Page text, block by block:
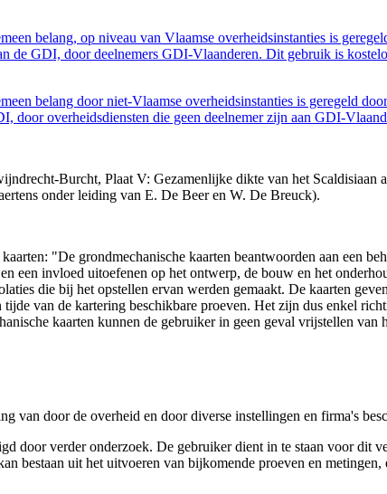
belang, op niveau van Vlaamse overheidsinstanties is
de GDI, door deelnemers GDI-Vlaanderen. Dit gebruik is
belang door niet-Vlaamse overheidsinstanties is geregeld
door overheidsdiensten die geen deelnemer zijn aan GDI-
Burcht, Plaat V: Gezamenlijke dikte van het Scaldisiaan
onder leiding van E. De Beer en W. De Breuck).
"De grondmechanische kaarten beantwoorden aan een
een invloed uitoefenen op het ontwerp, de bouw en het
die bij het opstellen ervan werden gemaakt. De kaarten
van de kartering beschikbare proeven. Het zijn dus enkel
kaarten kunnen de gebruiker in geen geval vrijstellen
van door de overheid en door diverse instellingen en firma's
door verder onderzoek. De gebruiker dient in te staan voor dit
bestaan uit het uitvoeren van bijkomende proeven en